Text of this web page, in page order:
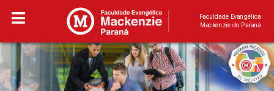
Faculdade Evangélica
Mackenzie do Paraná